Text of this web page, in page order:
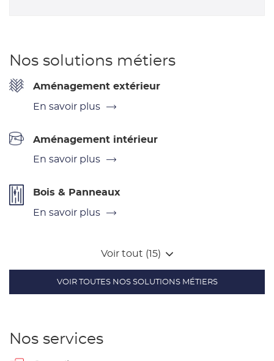
Nos solutions métiers
Aménagement extérieur
En savoir plus
Aménagement intérieur
En savoir plus
Bois & Panneaux
En savoir plus
Voir tout (15)
VOIR TOUTES NOS SOLUTIONS MÉTIERS
Nos services